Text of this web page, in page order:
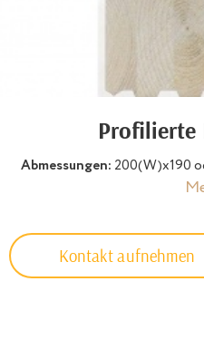
Profilierte
Abmessungen: 200(W)х190
Kontakt aufnehmen